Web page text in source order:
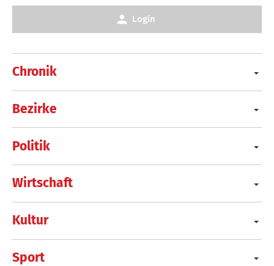
Chronik
Bezirke
Politik
Wirtschaft
Kultur
Sport
Login